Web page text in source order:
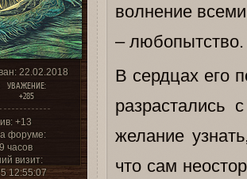
: 22.02.2018
УВАЖЕНИЕ:
+285
+13
форуме:
часов
визит:
12:55:07
волнение
– любопытство.
В сердцах его
желание
что сам